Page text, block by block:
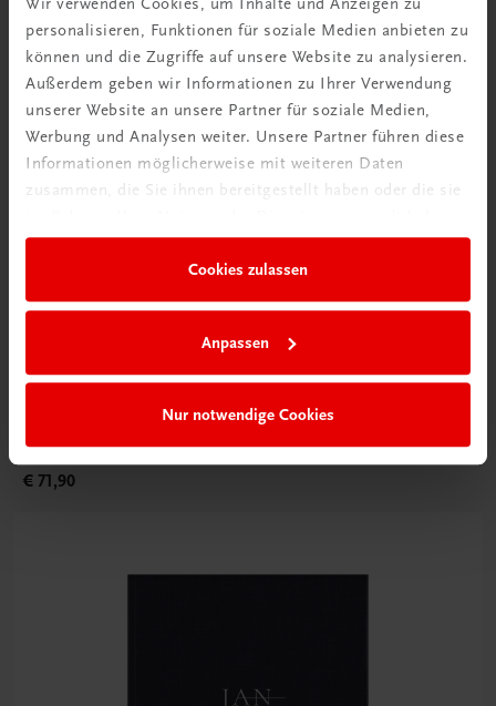
personalisieren, Funktionen für soziale Medien anbieten zu
können und die Zugriffe auf unsere Website zu analysieren.
Außerdem geben wir Informationen zu Ihrer Verwendung
unserer Website an unsere Partner für soziale Medien,
Werbung und Analysen weiter. Unsere Partner führen diese
Informationen möglicherweise mit weiteren Daten
zusammen, die Sie ihnen bereitgestellt haben oder die sie
Cookies zulassen
Anpassen
Nur notwendige Cookies
My Culinary Ikigai
Fine Dining mit den Gourmetrezepten von Christoph
Rainer.
€ 71,90